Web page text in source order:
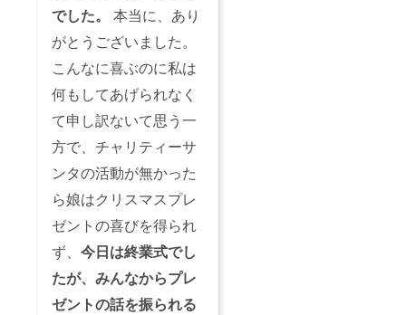
でした。
本当に、あり
がとうございました。
こんなに喜ぶのに私は
何もしてあげられなく
て申し訳ないて思う一
方で、チャリティーサ
ンタの活動が無かった
ら娘はクリスマスプレ
ゼントの喜びを得られ
ず、 今日は終業式でし
たが、みんなからプレ
ゼントの話を振られる